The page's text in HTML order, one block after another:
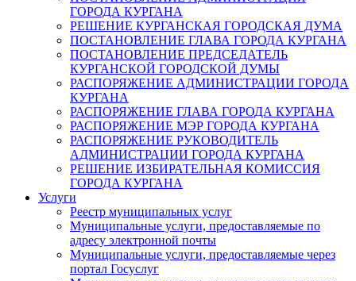
ГОРОДА КУРГАНА
РЕШЕНИЕ КУРГАНСКАЯ ГОРОДСКАЯ ДУМА
ПОСТАНОВЛЕНИЕ ГЛАВА ГОРОДА КУРГАНА
ПОСТАНОВЛЕНИЕ ПРЕДСЕДАТЕЛЬ
КУРГАНСКОЙ ГОРОДСКОЙ ДУМЫ
РАСПОРЯЖЕНИЕ АДМИНИСТРАЦИИ ГОРОДА
КУРГАНА
РАСПОРЯЖЕНИЕ ГЛАВА ГОРОДА КУРГАНА
РАСПОРЯЖЕНИЕ МЭР ГОРОДА КУРГАНА
РАСПОРЯЖЕНИЕ РУКОВОДИТЕЛЬ
АДМИНИСТРАЦИИ ГОРОДА КУРГАНА
РЕШЕНИЕ ИЗБИРАТЕЛЬНАЯ КОМИССИЯ
ГОРОДА КУРГАНА
Услуги
Реестр муниципальных услуг
Муниципальные услуги, предоставляемые по
адресу электронной почты
Муниципальные услуги, предоставляемые через
портал Госуслуг